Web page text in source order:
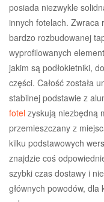
posiada niezwykle
innych fotelach. Zwraca
bardzo rozbudowanej
wyprofilowanych
jakim są podłokietniki,
części. Całość została
stabilnej podstawie z
fotel zyskują niezbędną
przemieszczany z
kilku podstawowych
znajdzie coś
szybki czas dostawy i
głównych powodów,